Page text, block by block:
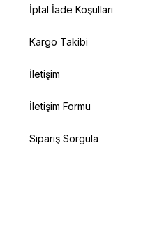
İptal İade Koşullari
Kargo Takibi
İletişim
İletişim Formu
Sipariş Sorgula